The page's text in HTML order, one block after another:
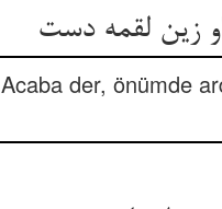
Acaba der, önümde